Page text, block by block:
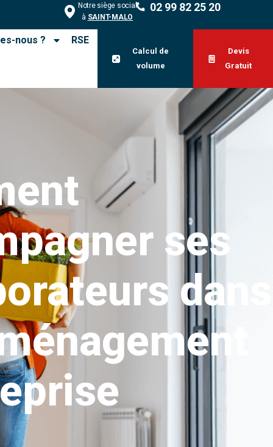
Notre siège social
à SAINT-MALO
02 99 82 25 20
nous ? RSE
Calcul de
volume
Devis
Gratuit
ses
dans